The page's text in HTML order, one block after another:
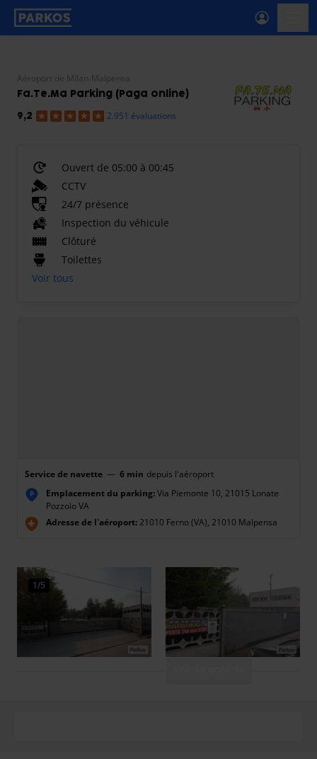
étiquette-de-navigation-principale
Aéroport de Milan-Malpensa
Fa.Te.Ma Parking (Paga online)
9,2 2.951 évaluations
Ouvert de 05:00 à 00:45
CCTV
24/7 présence
Inspection du véhicule
Clôturé
Toilettes
Voir tous
Service de navette — 6 min depuis l'aéroport
P Emplacement du parking:Via Piemonte 10, 21015 Lonate
Pozzolo VA
Adresse de l'aéroport:21010 Ferno (VA), 21010 Malpensa
1/5